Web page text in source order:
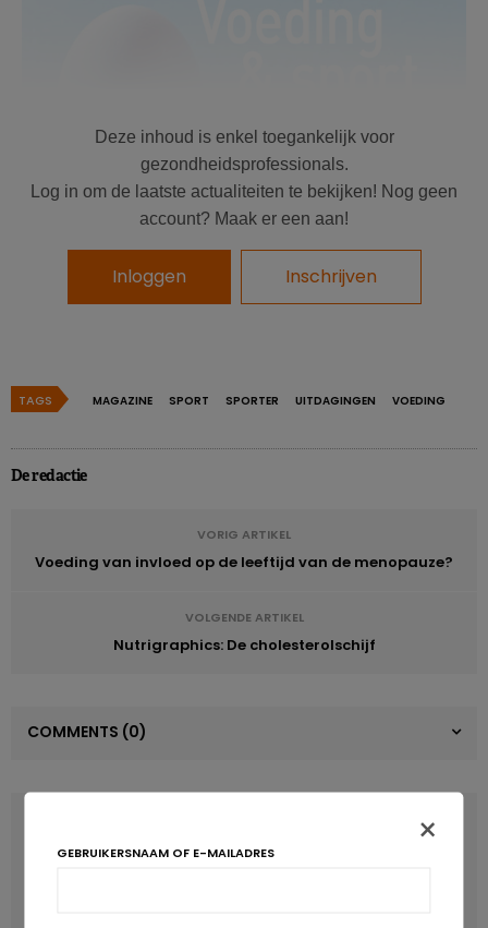
DOWNLOAD
Deze inhoud is enkel toegankelijk voor
gezondheidsprofessionals.
Log in om de laatste actualiteiten te bekijken! Nog geen
account? Maak er een aan!
Inloggen Inschrijven
TAGS MAGAZINE SPORT SPORTER UITDAGINGEN VOEDING
De redactie
VORIG ARTIKEL
Voeding van invloed op de leeftijd van de menopauze?
VOLGENDE ARTIKEL
Nutrigraphics: De cholesterolschijf
COMMENTS (0)
×
GEBRUIKERSNAAM OF E-MAILADRES